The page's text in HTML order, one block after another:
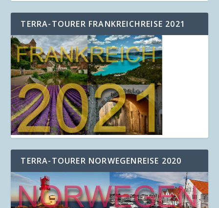
TERRA-TOURER FRANKREICHREISE 2021
TERRA-TOURER NORWEGENREISE 2020